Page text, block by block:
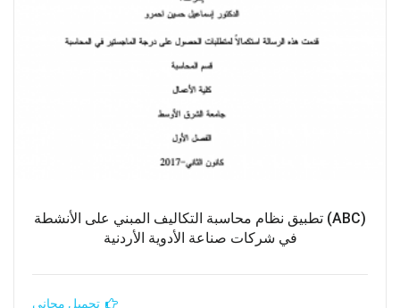
(ABC) تطبيق نظام محاسبة التكاليف المبني على الأنشطة
في شركات صناعة الأدوية الأردنية
تحميل مجاني